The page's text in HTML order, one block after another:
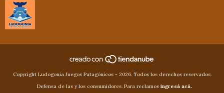
Copyright Ludogonia Juegos Patagónicos - 2026. Todos los derechos reservados.
Defensa de las y los consumidores. Para reclamos ingresá acá.